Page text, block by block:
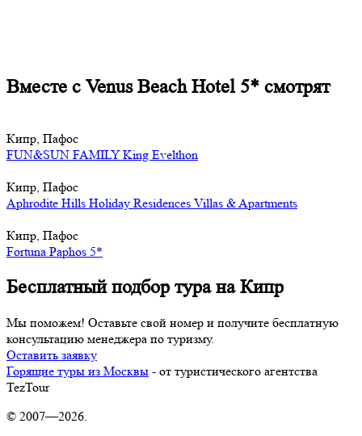
Вместе с Venus Beach Hotel 5* смотрят
Кипр, Пафос
FUN&SUN FAMILY King Evelthon
Кипр, Пафос
Aphrodite Hills Holiday Residences Villas & Apartments
Кипр, Пафос
Fortuna Paphos 5*
Бесплатный подбор тура на Кипр
Мы поможем! Оставьте свой номер и получите бесплатную
консультацию менеджера по туризму.
Оставить заявку
Горящие туры из Москвы - от туристического агентства
TezTour
© 2007—2026.